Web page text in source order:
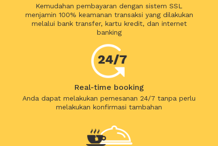
Kemudahan pembayaran dengan sistem SSL
menjamin 100% keamanan transaksi yang dilakukan
melalui bank transfer, kartu kredit, dan internet
banking
Real-time booking
Anda dapat melakukan pemesanan 24/7 tanpa perlu
melakukan konfirmasi tambahan